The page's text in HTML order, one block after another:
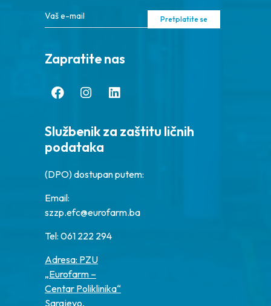
Pretplatite se
Zapratite nas
Službenik za zaštitu ličnih
podataka
(DPO) dostupan putem:
Email:
szzp.efc@eurofarm.ba
Tel: 061 222 294
Adresa: PZU
„Eurofarm –
Centar Poliklinika“
Sarajevo,